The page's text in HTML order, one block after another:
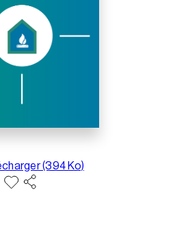
(394 Ko)